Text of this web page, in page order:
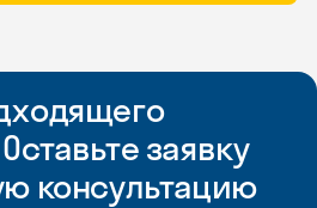
заявку
консультацию